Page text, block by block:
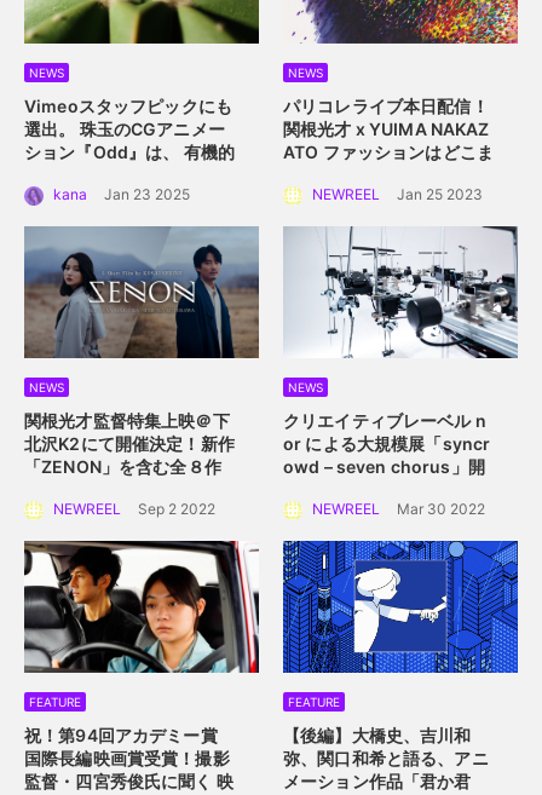
NEWS
Vimeoスタッフピックにも
選出。 珠玉のCGアニメー
ション『Odd』は、 有機的
則性を描く。
kana Jan 23 2025
NEWS
パリコレライブ本日配信！
関根光才 x YUIMA NAKAZ
ATO ファッションはどこま
れるか？
NEWREEL Jan 25 2023
NEWS
関根光才監督特集上映＠下
北沢K2にて開催決定！ 新作
「ZENON」を含む全８作
NEWREEL Sep 2 2022
NEWS
クリエイティブレーベル n
or による大規模展 「syncr
owd – seven chorus」開
（土）〜 4月10日（日）横
NEWREEL Mar 30 2022
FEATURE
祝！第94回アカデミー賞
国際長編映画賞受賞！撮影
監督・四宮秀俊氏に聞く 映
FEATURE
【後編】大橋史、吉川和
弥、関口和希と語る、アニ
メーション作品「君か君